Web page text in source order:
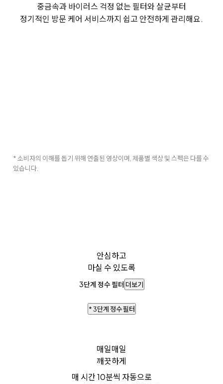
중금속과 바이러스 걱정 없는 필터와 살균부터
정기적인 방문 케어 서비스까지 쉽고 안전하게 관리해요.
* 소비자의 이해를 돕기 위해 연출된 영상이며, 제품별 색상 및 스펙은 다를 수
있습니다.
안심하고
마실 수 있도록
3단계 정수 필터 더보기
* 3단계 정수 필터
매일매일
깨끗하게
매 시간 10분씩 자동으로